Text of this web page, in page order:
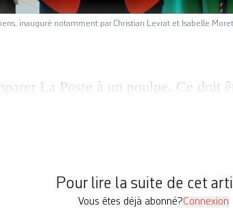
inauguré notamment par Christian Levrat et Isabelle
La Poste à un poulpe. Ce doit
Pour lire la suite de cet
Vous êtes déjà abonné?Connexion